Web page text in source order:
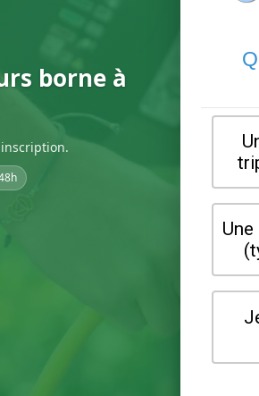
borne à